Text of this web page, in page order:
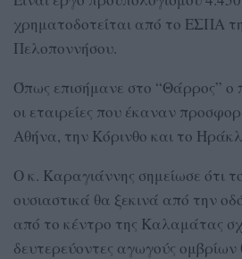
χρηματοδοτείται από το ΕΣΠΑ
Πελοποννήσου.
Όπως επισήμανε στο “Θάρρος”
οι εταιρείες που έκαναν
Αθήνα, την Κόρινθο και το
Ο κ. Καραγιάννης σημείωσε ότι
ουσιαστικά θα ξεκινά από την
από το κέντρο της Καλαμάτας
δευτερεύοντες αγωγούς